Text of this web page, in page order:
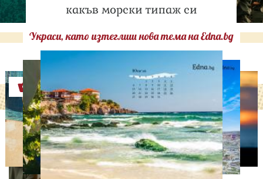
какъв морски типаж си
Украси, като изтеглиш нова тема на Edna.bg
Оферти
ЛЮБОПИТНО
Тайната на добрата
вечеря не се крие в
сложната рецепта